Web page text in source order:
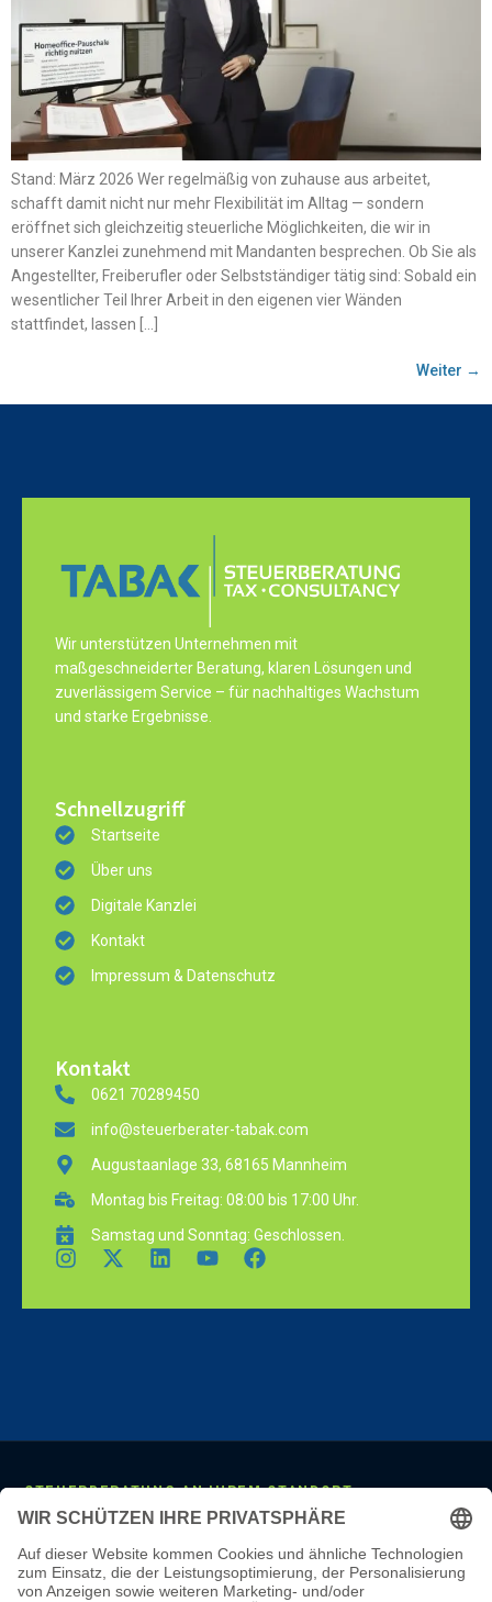
Stand: März 2026 Wer regelmäßig von zuhause aus arbeitet,
schafft damit nicht nur mehr Flexibilität im Alltag — sondern
eröffnet sich gleichzeitig steuerliche Möglichkeiten, die wir in
unserer Kanzlei zunehmend mit Mandanten besprechen. Ob Sie als
Angestellter, Freiberufler oder Selbstständiger tätig sind: Sobald ein
wesentlicher Teil Ihrer Arbeit in den eigenen vier Wänden
stattfindet, lassen […]
Weiter →
Wir unterstützen Unternehmen mit
maßgeschneiderter Beratung, klaren Lösungen und
zuverlässigem Service – für nachhaltiges Wachstum
und starke Ergebnisse.
Schnellzugriff
Startseite
Über uns
Digitale Kanzlei
Kontakt
Impressum & Datenschutz
Kontakt
0621 70289450
info@steuerberater-tabak.com
Augustaanlage 33, 68165 Mannheim
Montag bis Freitag: 08:00 bis 17:00 Uhr.
Samstag und Sonntag: Geschlossen.
STEUERBERATUNG AN IHREM STANDORT
Mannheim· Ludwigshafen Heidelberg· Frankfurt
Darmstadt
· Wiesbaden ·Mainz·Stuttgart· Karlsruhe ·Freiburg·
München· Augsburg· Nürnberg·Regensburg· Köln